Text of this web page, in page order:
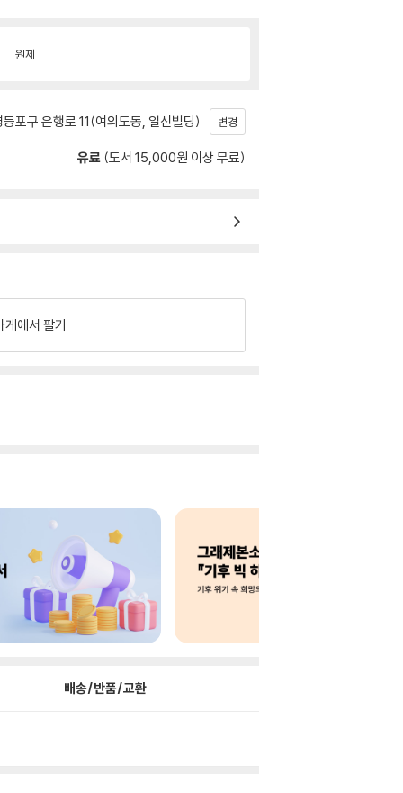
원제
포구 은행로 11(여의도동, 일신빌딩) 변경
유료 (도서 15,000원 이상 무료)
게에서 팔기
배송/반품/교환